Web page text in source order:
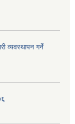
व्यवस्थापन गर्ने